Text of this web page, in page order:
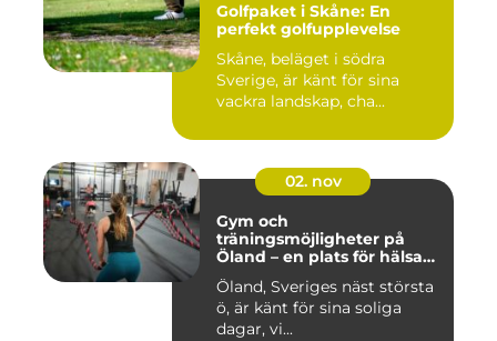
Golfpaket i Skåne: En
perfekt golfupplevelse
Skåne, beläget i södra
Sverige, är känt för sina
vackra landskap, cha...
02. nov
Gym och
träningsmöjligheter på
Öland – en plats för hälsa
och välbefinnande
Öland, Sveriges näst största
ö, är känt för sina soliga
dagar, vi...